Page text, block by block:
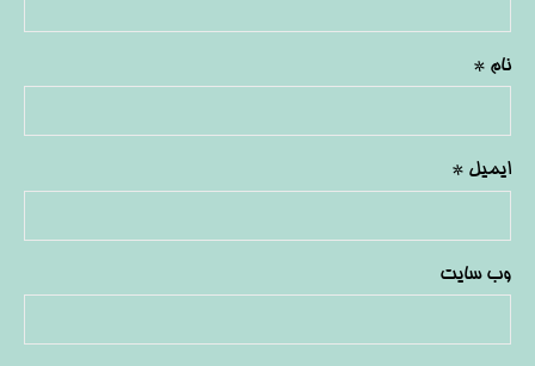
نام *
ایمیل *
وب‌ سایت